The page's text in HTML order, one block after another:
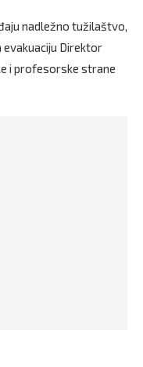
nadležno tužilaštvo,
Direktor
i profesorske strane